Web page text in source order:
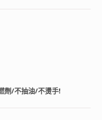
劑/不抽油/不燙手!